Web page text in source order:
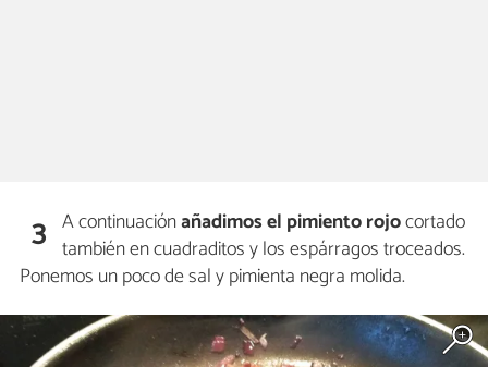
3 A continuaciónañadimos el pimiento rojocortado
también en cuadraditos y los espárragos troceados.
Ponemos un poco de sal y pimienta negra molida.